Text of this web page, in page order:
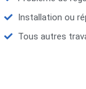
Installation ou
Tous autres